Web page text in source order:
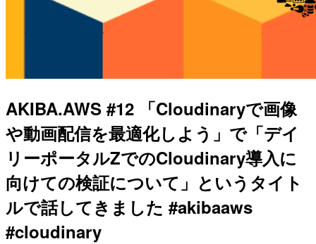
AKIBA.AWS #12 「Cloudinaryで画像
や動画配信を最適化しよう」で「デイ
リーポータルZでのCloudinary導入に
向けての検証について」というタイト
ルで話してきました #akibaaws
#cloudinary